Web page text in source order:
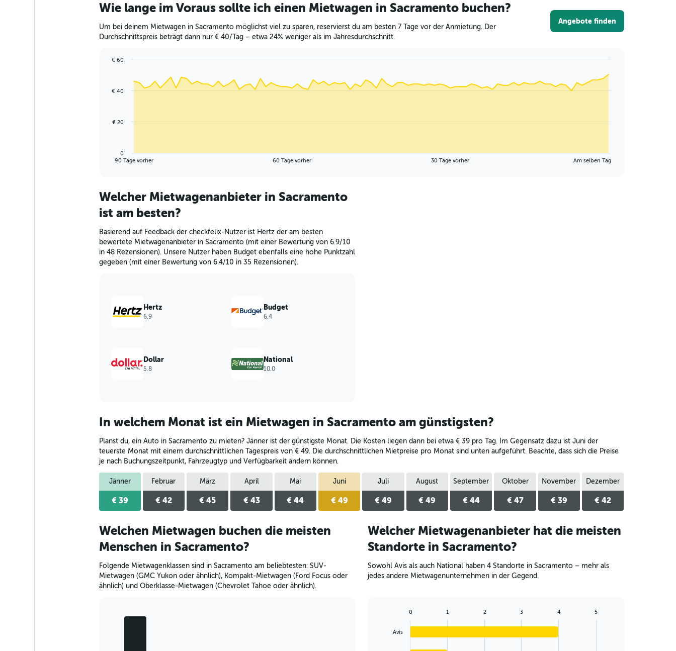
Wie lange im Voraus sollte ich einen Mietwagen in Sacramento buchen?
Um bei deinem Mietwagen in Sacramento möglichst viel zu sparen, reservierst du am besten 7 Tage vor der Anmietung. Der
Durchschnittspreis beträgt dann nur € 40/Tag – etwa 24% weniger als im Jahresdurchschnitt.
Angebote finden
data
The
Range:
91
categories.
chart
has
1
Y
90 Tage vorher 60 Tage vorher 30 Tage vorher Am selben Tag
0
€ 20
€ 40
€ 60
End
Welcher Mietwagenanbieter in Sacramento
ist am besten?
Basierend auf Feedback der checkfelix-Nutzer ist Hertz der am besten
bewertete Mietwagenanbieter in Sacramento (mit einer Bewertung von 6.9/10
in 48 Rezensionen). Unsere Nutzer haben Budget ebenfalls eine hohe Punktzahl
gegeben (mit einer Bewertung von 6.4/10 in 35 Rezensionen).
Hertz
6.9
Budget
6.4
Dollar
5.8
National
10.0
In welchem Monat ist ein Mietwagen in Sacramento am günstigsten?
Planst du, ein Auto in Sacramento zu mieten? Jänner ist der günstigste Monat. Die Kosten liegen dann bei etwa € 39 pro Tag. Im Gegensatz dazu ist Juni der
teuerste Monat mit einem durchschnittlichen Tagespreis von € 49. Die durchschnittlichen Mietpreise pro Monat sind unten aufgeführt. Beachte, dass sich die Preise
je nach Buchungszeitpunkt, Fahrzeugtyp und Verfügbarkeit ändern können.
Jänner
€ 39
Februar
€ 42
März
€ 45
April
€ 43
Mai
€ 44
Juni
€ 49
Juli
€ 49
August
€ 49
September
€ 44
Oktober
€ 47
November
€ 39
Dezember
€ 42
Welchen Mietwagen buchen die meisten
Menschen in Sacramento?
Folgende Mietwagenklassen sind in Sacramento am beliebtesten: SUV-
Mietwagen (GMC Yukon oder ähnlich), Kompakt-Mietwagen (Ford Focus oder
ähnlich) und Oberklasse-Mietwagen (Chevrolet Tahoe oder ähnlich).
Welcher Mietwagenanbieter hat die meisten
Standorte in Sacramento?
Sowohl Avis als auch National haben 4 Standorte in Sacramento – mehr als
jedes andere Mietwagenunternehmen in der Gegend.
Avis
0 1 2 3 4 5